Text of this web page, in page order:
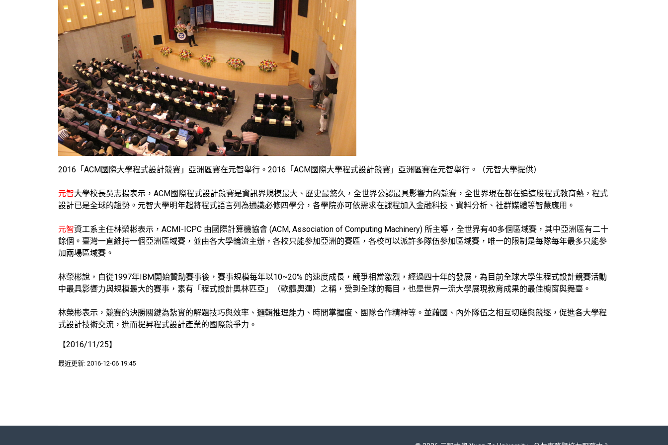
2016「ACM國際大學程式設計競賽」亞洲區賽在元智舉行。2016「ACM國際大學程式設計競賽」亞洲區賽在元智舉行。（元智大學提供）
元智大學校長吳志揚表示，ACM國際程式設計競賽是資訊界規模最大、歷史最悠久，全世界公認最具影響力的競賽，全世界現在都在追這股程式教育熱，程式
設計已是全球的趨勢。元智大學明年起將程式語言列為通識必修四學分，各學院亦可依需求在課程加入金融科技、資料分析、社群媒體等智慧應用。
元智資工系主任林榮彬表示，ACMI-ICPC 由國際計算機協會 (ACM, Association of Computing Machinery) 所主導，全世界有40多個區域賽，其中亞洲區有二十
餘個。臺灣一直維持一個亞洲區域賽，並由各大學輪流主辦，各校只能參加亞洲的賽區，各校可以派許多隊伍參加區域賽，唯一的限制是每隊每年最多只能參
加兩場區域賽。
林榮彬說，自從1997年IBM開始贊助賽事後，賽事規模每年以10~20% 的速度成長，競爭相當激烈，經過四十年的發展，為目前全球大學生程式設計競賽活動
中最具影響力與規模最大的賽事，素有「程式設計奧林匹亞」（軟體奧運）之稱，受到全球的矚目，也是世界一流大學展現教育成果的最佳櫥窗與舞臺。
林榮彬表示，競賽的決勝關鍵為紮實的解題技巧與效率、邏輯推理能力、時間掌握度、團隊合作精神等。並藉國、內外隊伍之相互切磋與競逐，促進各大學程
式設計技術交流，進而提昇程式設計產業的國際競爭力。
【2016/11/25】
最近更新: 2016-12-06 19:45